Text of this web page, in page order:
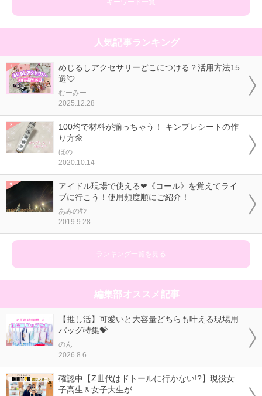
キーワード一覧
人気記事ランキング
めじるしアクセサリーどこにつける？活用方法15
選💘
むーみー
2025.12.28
100均で材料が揃っちゃう！ キンブレシートの作
り方🌼
ほの
2020.10.14
アイドル現場で使える❤《コール》を覚えてライ
ブに行こう！使用頻度順にご紹介！
あみのｻﾝ
2019.9.28
ランキング一覧を見る
編集部オススメ記事
【推し活】可愛いと大容量どちらも叶える現場用
バッグ特集💝
のん
2026.8.6
確認中【Z世代はドトールに行かない!?】現役女
子高生＆女子大生が...